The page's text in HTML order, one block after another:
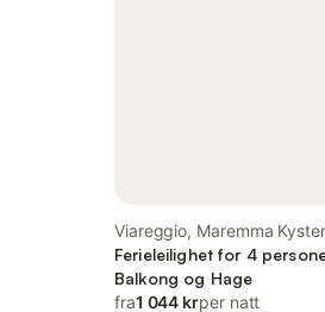
Viareggio, Maremma
Ferieleilighet for 4
Balkong og Hage
fra1 044 krper natt